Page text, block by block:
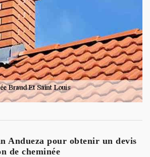
Andueza pour obtenir un devis
de cheminée